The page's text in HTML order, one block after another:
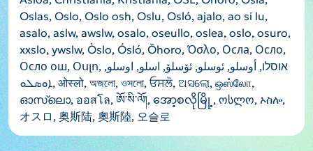
Oslas, Oslo, Oslo osh, Oslu, Osló, ajalo, ao si lu,
asalo, aslw, awslw, osalo, oseullo, oslea, oslo, osuro,
xxslo, ywslw, Òslo, Ósló, Ōhoro, Όσλο, Осла, Осло,
Осло ош, Օսլո, אוסלו, أوسلو, ئوسلو, ئۆسلۆ, اسلو, اوسلو,
ܐܘܣܠܘ, ओस्लो, অজলো, ওসলো, ਓਸਲੋ, ଅସଲୋ, ஒஸ்லோ,
ഓസ്ലൊ, ออสโล, ཨོ་སི་ལོ།, အော့စလိုမြို့, ოსლო, ኦስሎ,
オスロ, 奥斯陆, 奧斯陸, 오슬로